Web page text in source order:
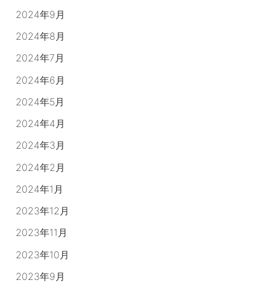
2024年9月
2024年8月
2024年7月
2024年6月
2024年5月
2024年4月
2024年3月
2024年2月
2024年1月
2023年12月
2023年11月
2023年10月
2023年9月